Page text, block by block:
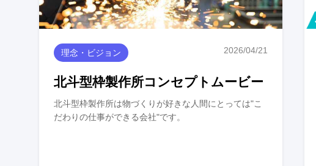
理念・ビジョン 2026/04/21
北斗型枠製作所コンセプトムービー
北斗型枠製作所は物づくりが好きな人間にとっては"こ
だわりの仕事ができる会社"です。